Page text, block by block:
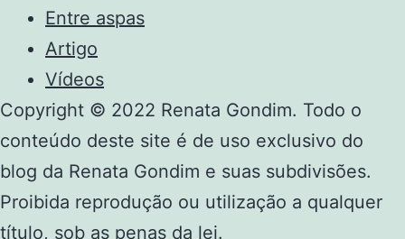
Entre aspas
Artigo
Vídeos
Copyright © 2022 Renata Gondim. Todo o
conteúdo deste site é de uso exclusivo do
blog da Renata Gondim e suas subdivisões.
Proibida reprodução ou utilização a qualquer
título, sob as penas da lei.